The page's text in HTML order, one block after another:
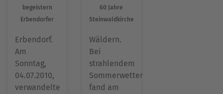
begeistern
Erbendorfer
Erbendorf.
Am
Sonntag,
04.07.2010,
verwandelte
60 Jahre
Steinwaldkirche
Wäldern.
Bei
strahlendem
Sommerwetter
fand am